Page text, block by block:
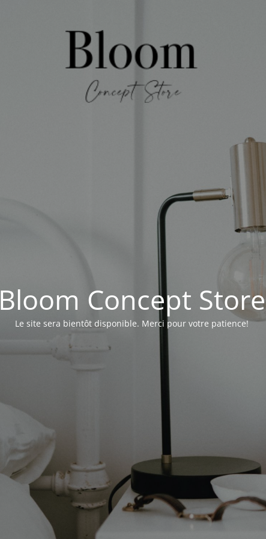
Bloom Concept Store
Le site sera bientôt disponible. Merci pour votre patience!